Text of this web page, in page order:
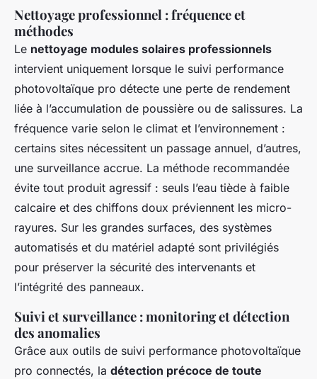
Nettoyage professionnel : fréquence et
méthodes
Le nettoyage modules solaires professionnels
intervient uniquement lorsque le suivi performance
photovoltaïque pro détecte une perte de rendement
liée à l’accumulation de poussière ou de salissures. La
fréquence varie selon le climat et l’environnement :
certains sites nécessitent un passage annuel, d’autres,
une surveillance accrue. La méthode recommandée
évite tout produit agressif : seuls l’eau tiède à faible
calcaire et des chiffons doux préviennent les micro-
rayures. Sur les grandes surfaces, des systèmes
automatisés et du matériel adapté sont privilégiés
pour préserver la sécurité des intervenants et
l’intégrité des panneaux.
Suivi et surveillance : monitoring et détection
des anomalies
Grâce aux outils de suivi performance photovoltaïque
pro connectés, la détection précoce de toute